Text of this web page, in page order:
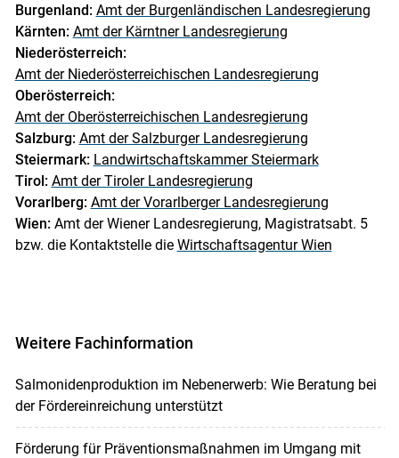
Burgenland: Amt der Burgenländischen Landesregierung
Kärnten: Amt der Kärntner Landesregierung
Niederösterreich:
Amt der Niederösterreichischen Landesregierung
Oberösterreich:
Amt der Oberösterreichischen Landesregierung
Salzburg: Amt der Salzburger Landesregierung
Steiermark: Landwirtschaftskammer Steiermark
Tirol: Amt der Tiroler Landesregierung
Vorarlberg: Amt der Vorarlberger Landesregierung
Wien: Amt der Wiener Landesregierung, Magistratsabt. 5
bzw. die Kontaktstelle die Wirtschaftsagentur Wien
Weitere Fachinformation
Salmonidenproduktion im Nebenerwerb: Wie Beratung bei
der Fördereinreichung unterstützt
Förderung für Präventionsmaßnahmen im Umgang mit